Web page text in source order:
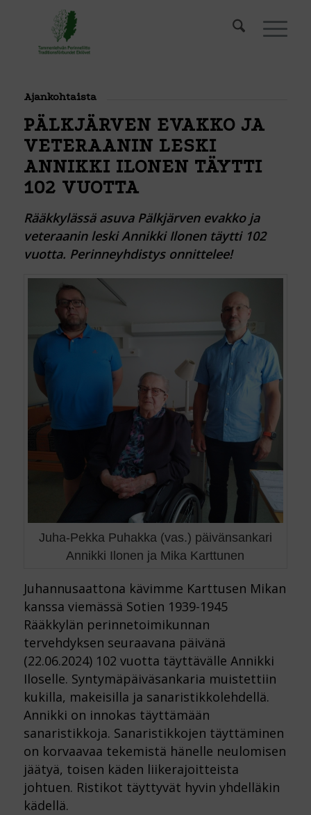
Ajankohtaista
PÄLKJÄRVEN EVAKKO JA
VETERAANIN LESKI
ANNIKKI ILONEN TÄYTTI
102 VUOTTA
Rääkkylässä asuva Pälkjärven evakko ja
veteraanin leski Annikki Ilonen täytti 102
vuotta. Perinneyhdistys onnittelee!
Juha-Pekka Puhakka (vas.) päivänsankari
Annikki Ilonen ja Mika Karttunen
Juhannusaattona kävimme Karttusen Mikan
kanssa viemässä Sotien 1939-1945
Rääkkylän perinnetoimikunnan
tervehdyksen seuraavana päivänä
(22.06.2024) 102 vuotta täyttävälle Annikki
Iloselle. Syntymäpäiväsankaria muistettiin
kukilla, makeisilla ja sanaristikkolehdellä.
Annikki on innokas täyttämään
sanaristikkoja. Sanaristikkojen täyttäminen
on korvaavaa tekemistä hänelle neulomisen
jäätyä, toisen käden liikerajoitteista
johtuen. Ristikot täyttyvät hyvin yhdelläkin
kädellä.